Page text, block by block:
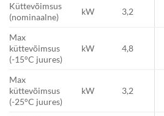
Küttevõimsus
(nominaalne)
kW 3,2
Max
küttevõimsus
(-15°C juures)
kW 4,8
Max
küttevõimsus
(-25°C juures)
kW 3,2